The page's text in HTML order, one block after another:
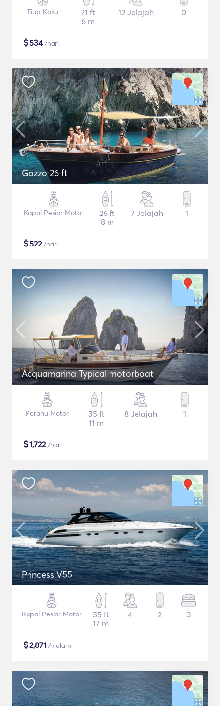
Tiup Kaku
21 ft
6 m
12 Jelajah 0
$534/hari
Gozzo 26 ft
Kapal Pesiar Motor
26 ft
8 m
7 Jelajah 1
$522/hari
Acquamarina Typical motorboat
Perahu Motor
35 ft
11 m
8 Jelajah 1
$1,722/hari
Princess V55
Kapal Pesiar Motor
55 ft
17 m
4 2 3
$2,871 /malam